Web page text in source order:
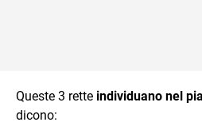
Queste 3 rette individuano nel
dicono: